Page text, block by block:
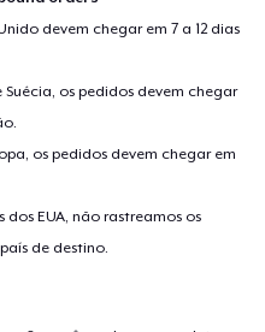
devem chegar em 7 a 12 dias
os pedidos devem chegar
os pedidos devem chegar em
EUA, não rastreamos os
de destino.